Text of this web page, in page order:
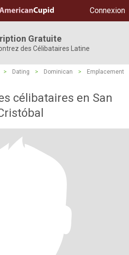
Connexion
Gratuite
des Célibataires Latine
> Dating > Dominican >
Emplacement
célibataires en San